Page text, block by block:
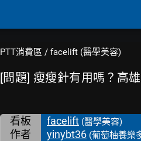
PTT消費區 / facelift (醫學美容)
[問題] 瘦瘦針有用嗎？高
看板 facelift (醫學美容)
作者 yinybt36 (葡萄柚養樂